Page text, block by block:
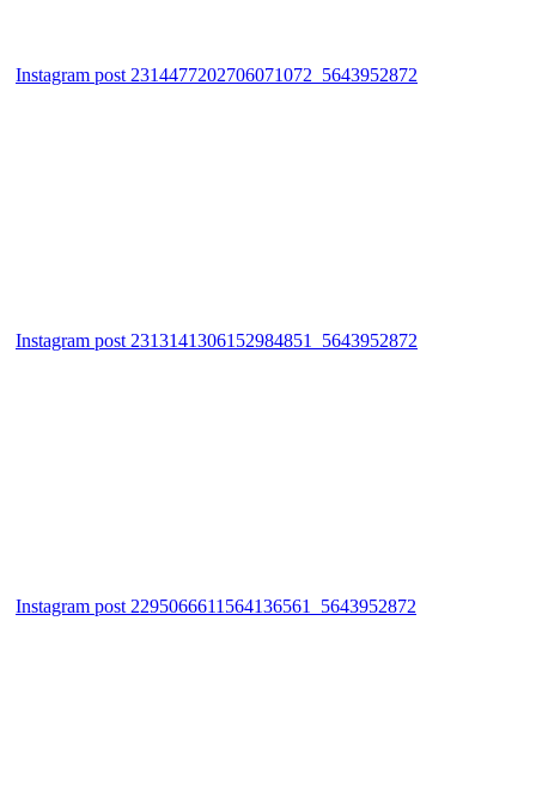
Instagram post 2314477202706071072_5643952872
Instagram post 2313141306152984851_5643952872
Instagram post 2295066611564136561_5643952872